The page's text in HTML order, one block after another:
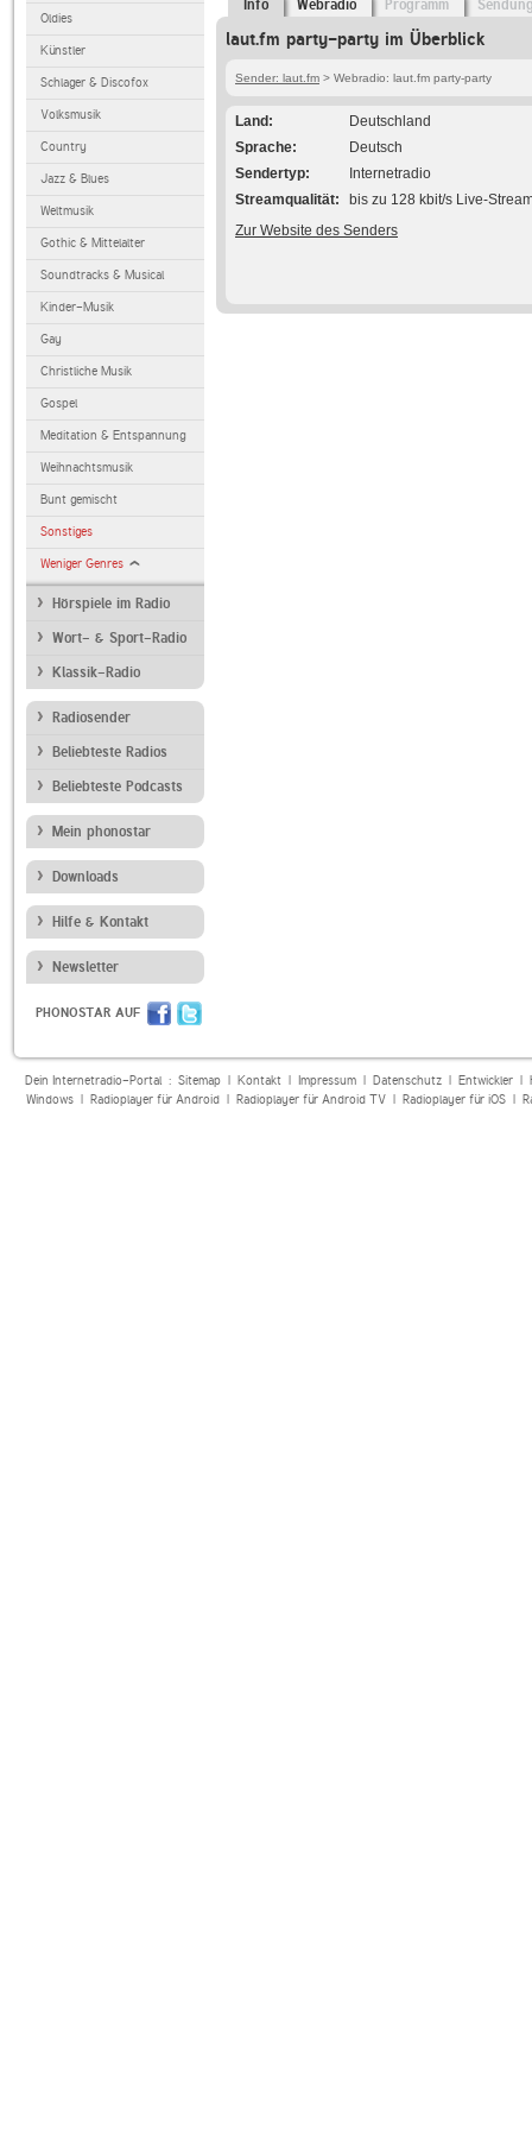
Oldies
Künstler
Schlager & Discofox
Volksmusik
Country
Jazz & Blues
Weltmusik
Gothic & Mittelalter
Soundtracks & Musical
Kinder-Musik
Gay
Christliche Musik
Gospel
Meditation & Entspannung
Weihnachtsmusik
Bunt gemischt
Sonstiges
Weniger Genres
Hörspiele im Radio
Wort- & Sport-Radio
Klassik-Radio
Radiosender
Beliebteste Radios
Beliebteste Podcasts
Mein phonostar
Downloads
Hilfe & Kontakt
Newsletter
PHONOSTAR AUF
Info Webradio Programm
laut.fm party-party im Überblick
Sender: laut.fm > Webradio: laut.fm party-party
Land
Deutschland
Sprache
Deutsch
Sendertyp
Internetradio
Streamqualität
bis zu 128 kbit/s Live-
Zur Website des Senders
Dein Internetradio-Portal : Sitemap| Kontakt| Impressum| Datenschutz| Entwickler|
Windows| Radioplayer für Android| Radioplayer für Android TV| Radioplayer für iOS|